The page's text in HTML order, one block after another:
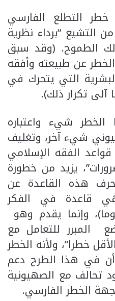
التطلع الفارسي
التشيع “برداء نظرية
الطموح. (وقد سبق
عن طبيعته وأفقه
التي يتحرك في
آلى تكرار ذلك).
الخطر شيء واعتباره
شيء آخر، وتغليف
الفقه الإسلامي
يزيد من خطورة
هذه القاعدة عن
قاعدة في الفكر
وإنما يقدم وهو
المبرر للتعامل مع
خطرا”، ولأنه الخطر
في هذا الطرح دعم
تحالف مع الصهيونية
الخطر الفارسي.